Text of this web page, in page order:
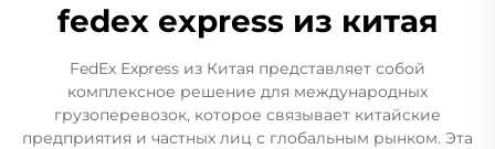
fedex express из китая
FedEx Express из Китая представляет собой
комплексное решение для международных
грузоперевозок, которое связывает китайские
предприятия и частных лиц с глобальным рынком. Эта